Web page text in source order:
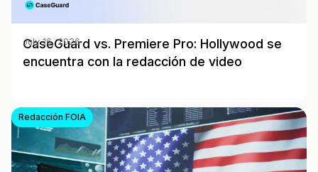
CaseGuard vs. Premiere Pro: Hollywood se
encuentra con la redacción de video
July 16, 2026
Redacción FOIA